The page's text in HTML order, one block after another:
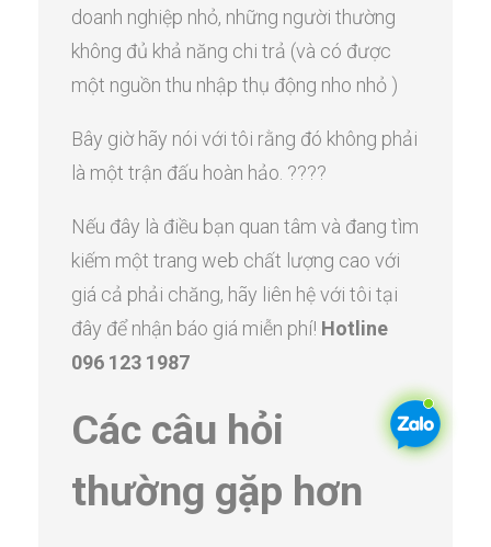
doanh nghiệp nhỏ, những người thường
không đủ khả năng chi trả (và có được
một nguồn thu nhập thụ động nho nhỏ )
Bây giờ hãy nói với tôi rằng đó không phải
là một trận đấu hoàn hảo. ????
Nếu đây là điều bạn quan tâm và đang tìm
kiếm một trang web chất lượng cao với
giá cả phải chăng, hãy liên hệ với tôi tại
đây để nhận báo giá miễn phí! Hotline
096 123 1987
Các câu hỏi
thường gặp hơn